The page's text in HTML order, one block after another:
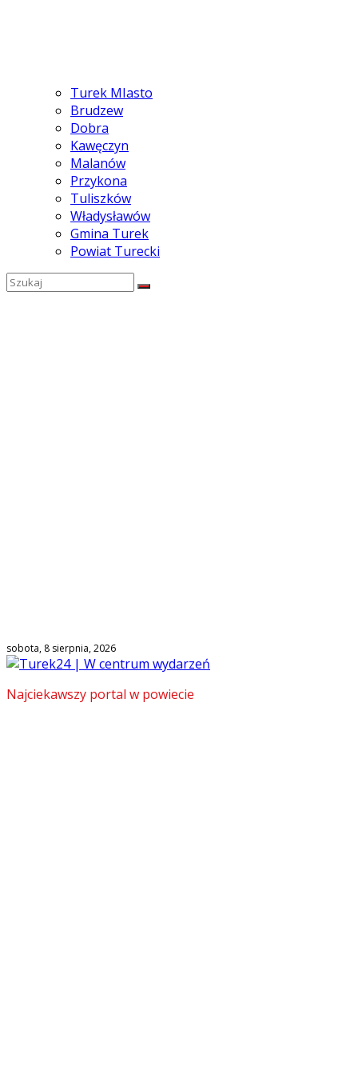
Turek MIasto
Brudzew
Dobra
Kawęczyn
Malanów
Przykona
Tuliszków
Władysławów
Gmina Turek
Powiat Turecki
sobota, 8 sierpnia, 2026
Najciekawszy portal w powiecie